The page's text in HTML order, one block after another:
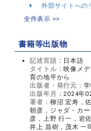
外部サイトへの
全件表示 >>
書籍等出版物
記述言語： 日本語
タイトル：映像メ
育の地平から
出版者・発行元：
出版年月：2024年
著者： 柳沼 宏寿，
朝彦，ジャダ・カ
彦，上野 行一，岩
井上 昌樹，茂木 一